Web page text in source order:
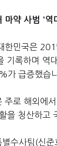
마약 사범 '역
한민국은
기록하며 역
가 급증했습
주로 해외에
을 청산하고
별수사팀(신